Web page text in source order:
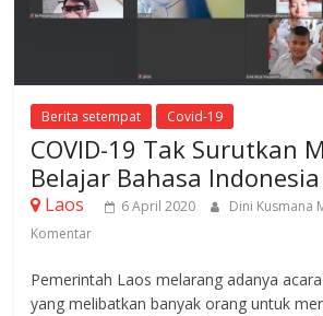
Berita setempat Covid-19
COVID-19 Tak Surutkan
Belajar Bahasa
Laos 6 April 2020 Dini Kusmana
Komentar
Pemerintah Laos melarang adanya
yang melibatkan banyak orang untuk